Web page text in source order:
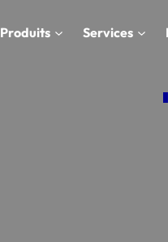
Produits Services